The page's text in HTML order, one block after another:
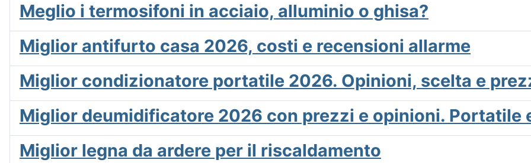
Meglio i termosifoni in acciaio, alluminio o ghisa?
Miglior antifurto casa 2026, costi e recensioni allarme
Miglior condizionatore portatile 2026. Opinioni, scelta e
Miglior deumidificatore 2026 con prezzi e opinioni. Portatile
Miglior legna da ardere per il riscaldamento